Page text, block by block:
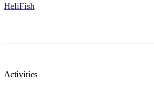
HeliFish
Activities